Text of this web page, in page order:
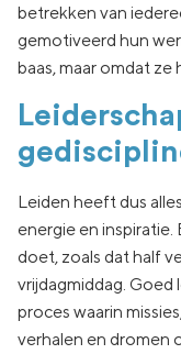
betrekken van
gemotiveerd hun
baas, maar omdat ze
Leiden heeft dus
energie en inspiratie.
doet, zoals dat half
vrijdagmiddag. Goed
proces waarin
verhalen en dromen